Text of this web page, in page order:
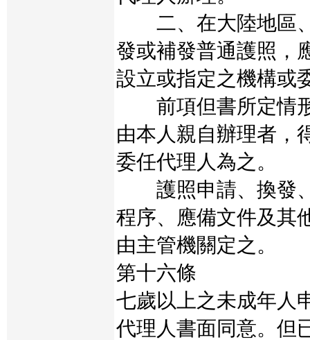
二、在大陸地區、
發或補發普通護照，
設立或指定之機構或
前項但書所定情形
由本人親自辦理者，
委任代理人為之。
護照申請、換發、
程序、應備文件及其
由主管機關定之。
第十六條
七歲以上之未成年人
代理人書面同意。但